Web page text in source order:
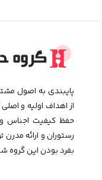
پایبندی به اصول
از اهداف اولیه و
حفظ کیفیت اجناس
رستوران و ارائه
بفرد بودن این گروه